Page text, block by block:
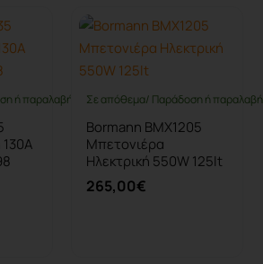
ή παραλαβή έως 10 ημέρεςΣε απόθεμα/ Παράδοση ή
Bormann BMX1205
Μπετονιέρα
Ηλεκτρική 550W 125lt
265,00€